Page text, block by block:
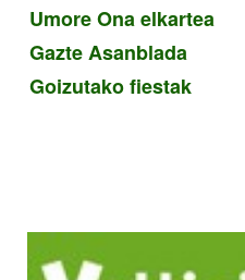
Umore Ona elkartea
Gazte Asanblada
Goizutako fiestak